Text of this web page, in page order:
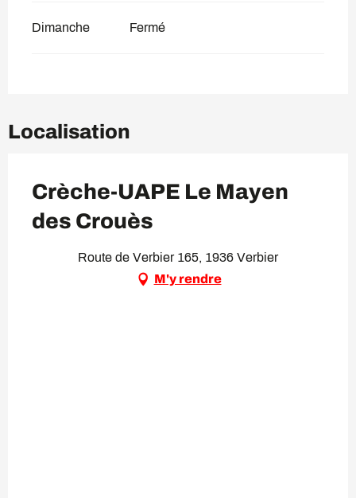
Dimanche Fermé
Localisation
Crèche-UAPE Le Mayen
des Crouès
Route de Verbier 165, 1936 Verbier
M'y rendre